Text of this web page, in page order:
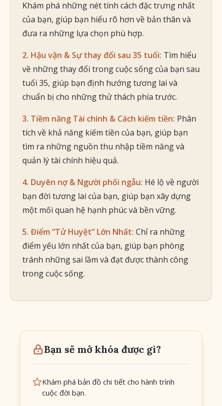
Khám phá những nét tính cách đặc trưng nhất
của bạn, giúp bạn hiểu rõ hơn về bản thân và
đưa ra những lựa chọn phù hợp.
2. Hậu vận & Sự thay đổi sau 35 tuổi: Tìm hiểu
về những thay đổi trong cuộc sống của bạn sau
tuổi 35, giúp bạn định hướng tương lai và
chuẩn bị cho những thử thách phía trước.
3. Tiềm năng Tài chính & Cách kiếm tiền: Phân
tích về khả năng kiếm tiền của bạn, giúp bạn
tìm ra những nguồn thu nhập tiềm năng và
quản lý tài chính hiệu quả.
4. Duyên nợ & Người phối ngẫu: Hé lộ về người
bạn đời tương lai của bạn, giúp bạn xây dựng
một mối quan hệ hạnh phúc và bền vững.
5. Điểm “Tử Huyệt” Lớn Nhất: Chỉ ra những
điểm yếu lớn nhất của bạn, giúp bạn phòng
tránh những sai lầm và đạt được thành công
trong cuộc sống.
Bạn sẽ mở khóa được gì?
Khám phá bản đồ chi tiết cho hành trình
cuộc đời bạn.